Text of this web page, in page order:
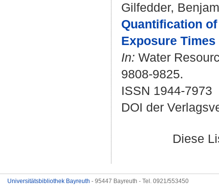
Gilfedder,
Quantification
Exposure
In: Water
9808-9825.
ISSN 1944-7973
DOI der
Diese
Universitätsbibliothek Bayreuth - 95447 Bayreuth - Tel. 0921/553450